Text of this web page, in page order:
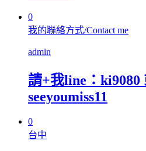
0
我的聯絡方式/Contact me
admin
請+我line：ki9080
seeyoumiss11
0
台中